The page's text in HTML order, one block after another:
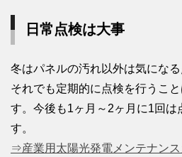
日常点検は大事
冬はパネルの汚れ以外は気になる
それでも定期的に点検を行うこ
す。今後も1ヶ月～2ヶ月に1回は
す。
⇒産業用太陽光発電メンテナンス